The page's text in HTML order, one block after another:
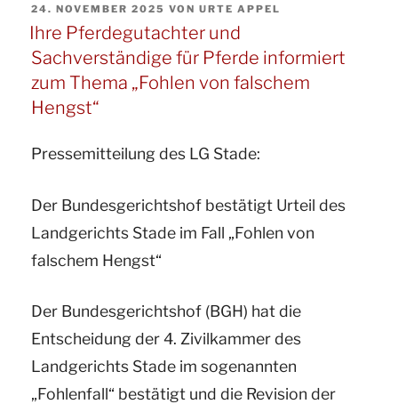
Sachverständige
ö.b.v.
für
Pferde
zum
Verkehrssicherungspflichten
und
Haftung
Betreibers
eines
Offenstalls“
VERÖFFENTLICHT
AM
24. NOVEMBER 2025 VONURTE APPEL
Ihre Pferdegutachter und
Sachverständige für Pferde informiert
zum Thema „Fohlen von falschem
Hengst“
Pressemitteilung des LG Stade:
Der Bundesgerichtshof bestätigt Urteil des
Landgerichts Stade im Fall „Fohlen von
falschem Hengst“
Der Bundesgerichtshof (BGH) hat die
Entscheidung der 4. Zivilkammer des
Landgerichts Stade im sogenannten
„Fohlenfall“ bestätigt und die Revision der